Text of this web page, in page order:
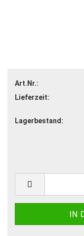
Art.Nr.:
Lieferzeit:
Lagerbestand: